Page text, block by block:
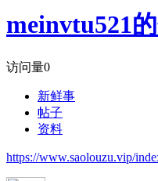
meinvtu521
访问量0
新鲜事
帖子
资料
https://www.saolouzu.vip/